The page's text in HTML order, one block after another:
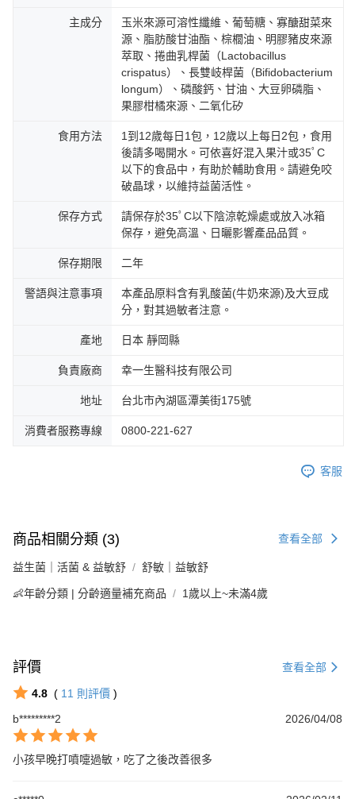
主成分
玉米來源可溶性纖維、葡萄糖、寡醣甜菜來
源、脂肪酸甘油酯、棕櫚油、明膠豬皮來源
萃取、捲曲乳桿菌（Lactobacillus
crispatus）、長雙岐桿菌（Bifidobacterium
longum）、磷酸鈣、甘油、大豆卵磷脂、
果膠柑橘來源、二氧化矽
食用方法
1到12歲每日1包，12歲以上每日2包，食用
後請多喝開水。可依喜好混入果汁或35ﾟC
以下的食品中，有助於輔助食用。請避免咬
破晶球，以維持益菌活性。
保存方式
請保存於35ﾟC以下陰涼乾燥處或放入冰箱
保存，避免高溫、日曬影響產品品質。
保存期限 二年
警語與注意事項
本產品原料含有乳酸菌(牛奶來源)及大豆成
分，對其過敏者注意。
產地 日本 靜岡縣
負責廠商 幸一生醫科技有限公司
地址 台北市內湖區潭美街175號
消費者服務專線 0800-221-627
客服
商品相關分類 (3) 查看全部
益生菌｜活菌 & 益敏舒 舒敏｜益敏舒
👶年齡分類 | 分齡適量補充商品 1歲以上~未滿4歲
評價 查看全部
4.8 ( 11 則評價 )
b*********2
2026/04/08
小孩早晚打噴嚏過敏，吃了之後改善很多